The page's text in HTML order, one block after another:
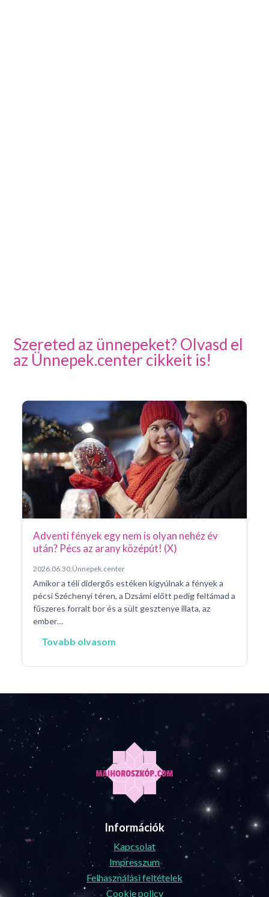
Szereted az ünnepeket? Olvasd el
az Ünnepek.center cikkeit is!
Adventi fények egy nem is olyan nehéz év
után? Pécs az arany középút! (X)
2026.06.30. Ünnepek.center
Amikor a téli didergős estéken kigyúlnak a fények a
pécsi Széchenyi téren, a Dzsámi előtt pedig feltámad a
fűszeres forralt bor és a sült gesztenye illata, az
ember…
Tovabb olvasom
Információk
Kapcsolat
Impresszum
Felhasználási feltételek
Cookie policy